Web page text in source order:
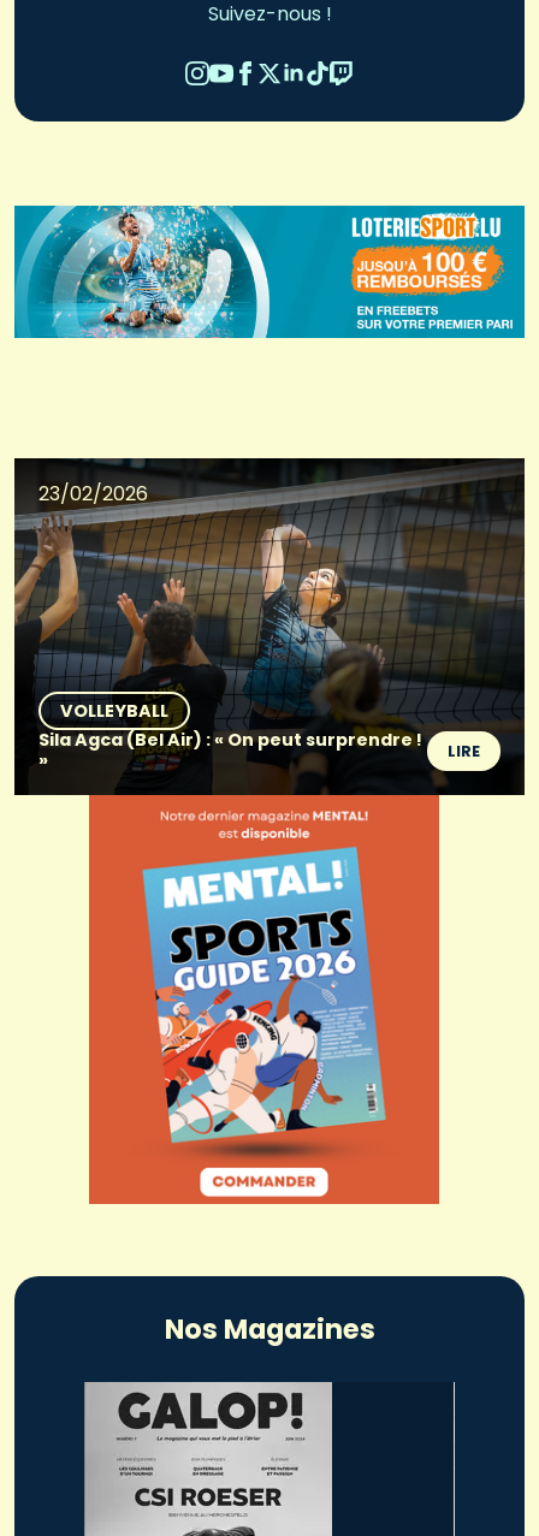
Suivez-nous !
23/02/2026
VOLLEYBALL
Sila Agca (Bel Air) : « On peut surprendre !
»
LIRE
Nos Magazines